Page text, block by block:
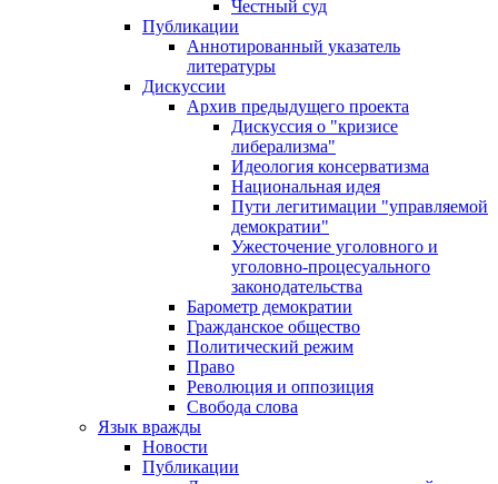
Честный суд
Публикации
Аннотированный указатель
литературы
Дискуссии
Архив предыдущего проекта
Дискуссия о "кризисе
либерализма"
Идеология консерватизма
Национальная идея
Пути легитимации "управляемой
демократии"
Ужесточение уголовного и
уголовно-процесуального
законодательства
Барометр демократии
Гражданское общество
Политический режим
Право
Революция и оппозиция
Свобода слова
Язык вражды
Новости
Публикации